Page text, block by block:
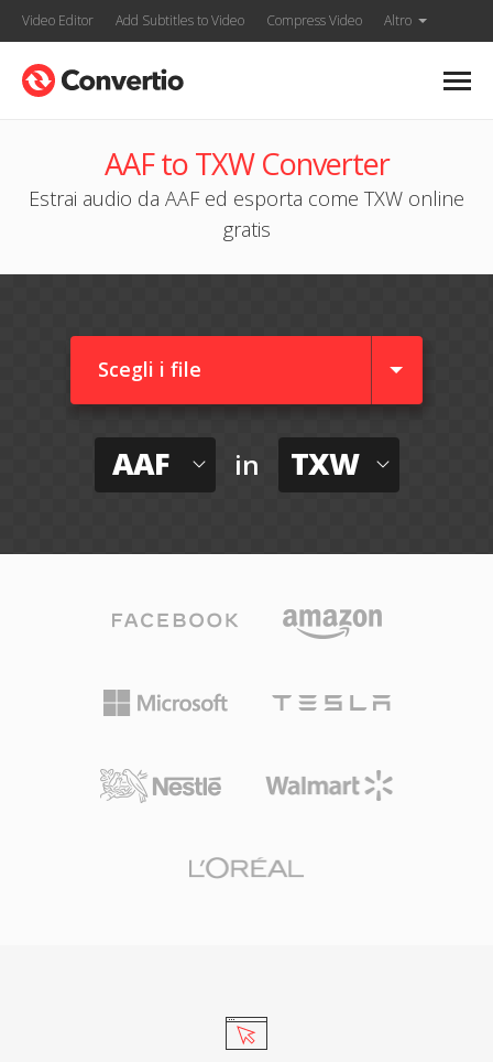
Video Editor Add Subtitles to Video Compress Video Altro
AAF to TXW Converter
Estrai audio da AAF ed esporta come TXW online
gratis
Scegli i file
AAF in TXW